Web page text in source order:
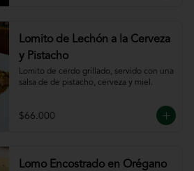
Lomito de Lechón a la Cerveza
y Pistacho
Lomito de cerdo grillado, servido con una
salsa de de pistacho, cerveza y miel.
$66.000
Lomo Encostrado en Orégano